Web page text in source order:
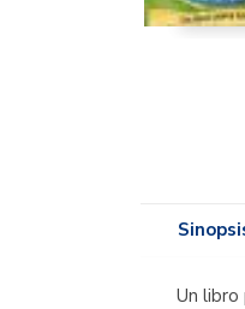
Un libro